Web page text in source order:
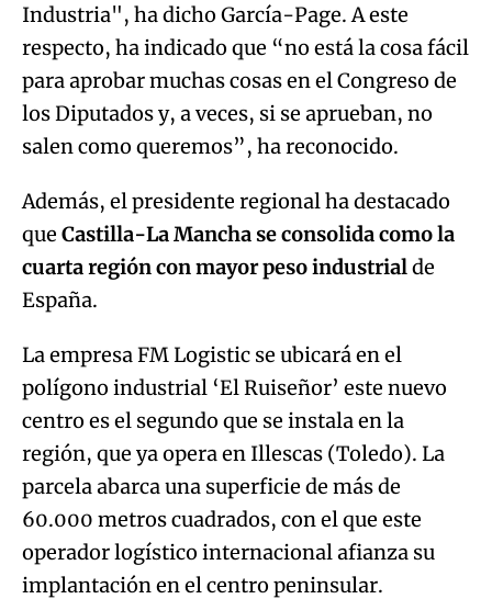
Industria", ha dicho García-Page. A este
respecto, ha indicado que “no está la cosa fácil
para aprobar muchas cosas en el Congreso de
los Diputados y, a veces, si se aprueban, no
salen como queremos”, ha reconocido.
Además, el presidente regional ha destacado
que Castilla-La Mancha se consolida como la
cuarta región con mayor peso industrialde
España.
La empresa FM Logistic se ubicará en el
polígono industrial ‘El Ruiseñor’ este nuevo
centro es el segundo que se instala en la
región, que ya opera en Illescas (Toledo). La
parcela abarca una superficie de más de
60.000 metros cuadrados, con el que este
operador logístico internacional afianza su
implantación en el centro peninsular.